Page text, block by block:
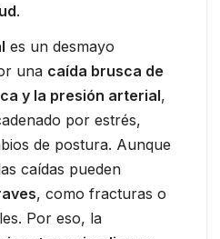
.
es un desmayo
una caída brusca de
y la presión arterial,
por estrés,
de postura. Aunque
caídas pueden
, como fracturas o
Por eso, la